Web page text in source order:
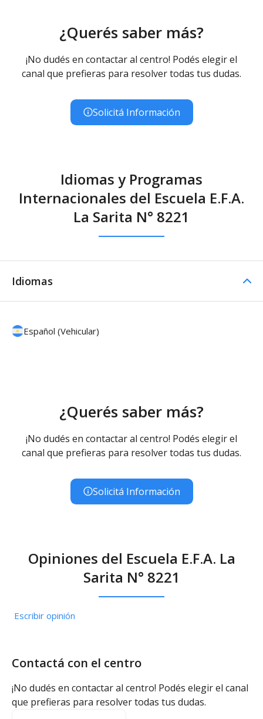
¿Querés saber más?
¡No dudés en contactar al centro! Podés elegir el
canal que prefieras para resolver todas tus dudas.
Solicitá Información
Idiomas y Programas
Internacionales del Escuela E.F.A.
La Sarita N° 8221
Idiomas
Español (Vehicular)
¿Querés saber más?
¡No dudés en contactar al centro! Podés elegir el
canal que prefieras para resolver todas tus dudas.
Solicitá Información
Opiniones del Escuela E.F.A. La
Sarita N° 8221
Escribir opinión
Contactá con el centro
¡No dudés en contactar al centro! Podés elegir el canal
que prefieras para resolver todas tus dudas.